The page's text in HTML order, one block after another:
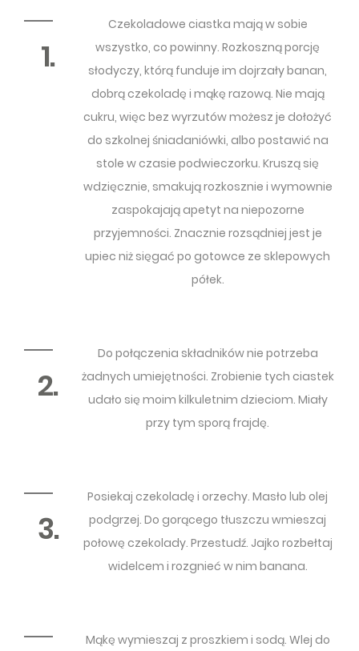
1.
Czekoladowe ciastka mają w sobie
wszystko, co powinny. Rozkoszną porcję
słodyczy, którą funduje im dojrzały banan,
dobrą czekoladę i mąkę razową. Nie mają
cukru, więc bez wyrzutów możesz je dołożyć
do szkolnej śniadaniówki, albo postawić na
stole w czasie podwieczorku. Kruszą się
wdzięcznie, smakują rozkosznie i wymownie
zaspokajają apetyt na niepozorne
przyjemności. Znacznie rozsądniej jest je
upiec niż sięgać po gotowce ze sklepowych
półek.
2.
Do połączenia składników nie potrzeba
żadnych umiejętności. Zrobienie tych ciastek
udało się moim kilkuletnim dzieciom. Miały
przy tym sporą frajdę.
3.
Posiekaj czekoladę i orzechy. Masło lub olej
podgrzej. Do gorącego tłuszczu wmieszaj
połowę czekolady. Przestudź. Jajko rozbełtaj
widelcem i rozgnieć w nim banana.
Mąkę wymieszaj z proszkiem i sodą. Wlej do